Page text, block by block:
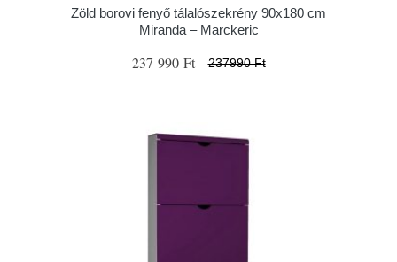
Zöld borovi fenyő tálalószekrény 90x180 cm
Miranda – Marckeric
237 990 Ft 237990 Ft